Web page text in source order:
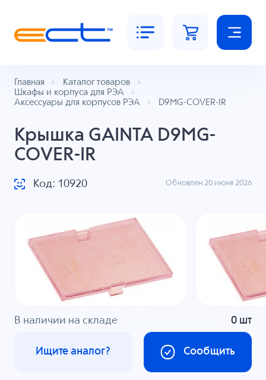
Главная
Каталог товаров
Шкафы и корпуса для РЭА
Аксессуары для корпусов РЭА
D9MG-COVER-IR
Крышка GAINTA D9MG-
COVER-IR
Код: 10920 Обновлен 20 июня 2026
В наличии на складе 0 шт
Сообщить
Ищите аналог?